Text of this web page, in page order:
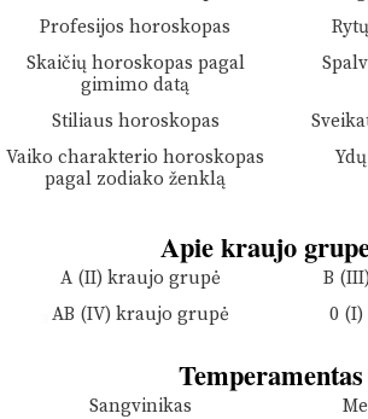
Profesijos horoskopas
Skaičių horoskopas pagal
gimimo datą
Stiliaus horoskopas
Vaiko charakterio horoskopas
pagal zodiako ženklą
Apie kraujo
A (II) kraujo grupė
B
AB (IV) kraujo grupė
0
Temperamentas
Sangvinikas